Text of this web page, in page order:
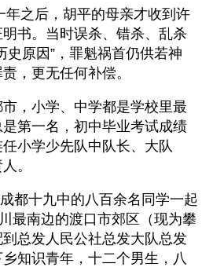
年之后，胡平的母亲才收到许
书。当时误杀、错杀、乱杀
史原因”，罪魁祸首仍供若神
，更无任何补偿。
，小学、中学都是学校里最
第一名，初中毕业考试成绩
小学少先队中队长、大队
。
都十九中的八百余名同学一起
最南边的渡口市郊区（现为攀
总发人民公社总发大队总发
知识青年，十二个男生，八